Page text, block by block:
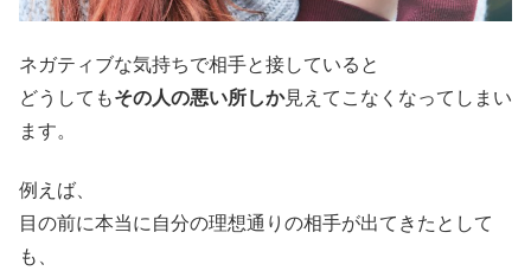
ネガティブな気持ちで相手と接していると
どうしてもその人の悪い所しか見えてこなくなってしまい
ます。
例えば、
目の前に本当に自分の理想通りの相手が出てきたとして
も、